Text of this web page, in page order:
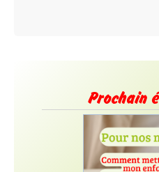
Prochain